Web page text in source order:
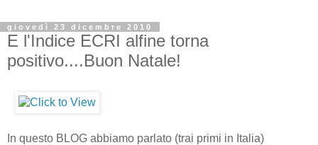
giovedì 23 dicembre 2010
E l'Indice ECRI alfine torna
positivo....Buon Natale!
In questo BLOG abbiamo parlato (trai primi in Italia)